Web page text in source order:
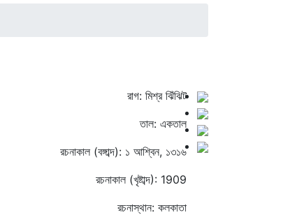
রাগ: মিশ্র ঝিঁঝিট
তাল: একতাল
রচনাকাল (বঙ্গাব্দ): ১ আশ্বিন, ১৩১৬
রচনাকাল (খৃষ্টাব্দ): 1909
রচনাস্থান: কলকাতা